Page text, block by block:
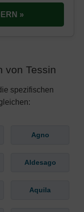
»
von Tessin
spezifischen
Agno
Aldesago
Aquila